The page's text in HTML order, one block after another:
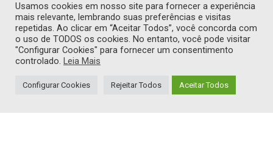
Receba nossos releases e
sugestões de pauta
Usamos cookies em nosso site para fornecer a experiência
mais relevante, lembrando suas preferências e visitas
repetidas. Ao clicar em “Aceitar Todos”, você concorda com
o uso de TODOS os cookies. No entanto, você pode visitar
"Configurar Cookies" para fornecer um consentimento
controlado. Leia Mais
Configurar Cookies Rejeitar Todos Aceitar Todos